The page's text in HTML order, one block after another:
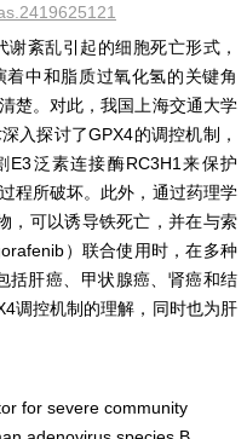
紊乱引起的细胞死亡形式，
中和脂质过氧化氢的关键角
楚。对此，我国上海交通大学
入探讨了GPX4的调控机制，
E3泛素连接酶RC3H1来保护
程所破坏。此外，通过药理学
，可以诱导铁死亡，并在与索
）联合使用时，在多种
括肝癌、甲状腺癌、肾癌和结
调控机制的理解，同时也为肝
for severe community